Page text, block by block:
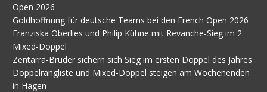
Open 2026
Goldhoffnung für deutsche Teams bei den French Open 2026
Franziska Oberlies und Philip Kühne mit Revanche-Sieg im 2.
Mixed-Doppel
Zentarra-Brüder sichern sich Sieg im ersten Doppel des Jahres
Doppelrangliste und Mixed-Doppel steigen am Wochenenden
in Hagen